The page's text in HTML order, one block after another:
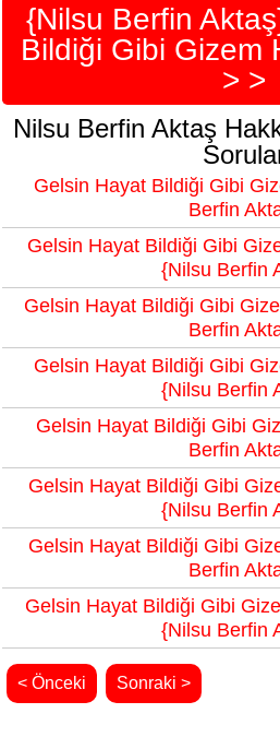
{Nilsu Berfin
Bildiği Gibi Gizem
> >
Nilsu Berfin Aktaş
Gelsin Hayat Bildiği Gibi
Berfin
Gelsin Hayat Bildiği Gibi
{Nilsu Berfin
Gelsin Hayat Bildiği Gibi
Berfin
Gelsin Hayat Bildiği Gibi
{Nilsu Berfin
Gelsin Hayat Bildiği Gibi
Berfin
Gelsin Hayat Bildiği Gibi
{Nilsu Berfin
Gelsin Hayat Bildiği Gibi
Berfin
Gelsin Hayat Bildiği Gibi
{Nilsu Berfin
< Önceki Sonraki >